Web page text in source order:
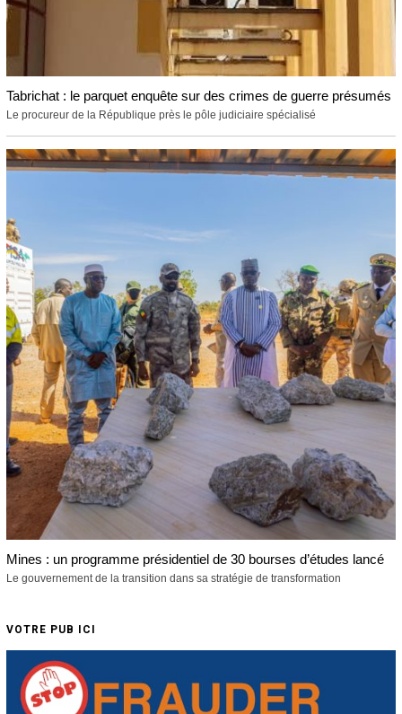
Tabrichat : le parquet enquête sur des crimes de guerre présumés
Le procureur de la République près le pôle judiciaire spécialisé
Mines : un programme présidentiel de 30 bourses d’études lancé
Le gouvernement de la transition dans sa stratégie de transformation
VOTRE PUB ICI